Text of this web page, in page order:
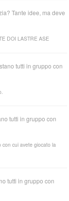
Tante idee, ma deve
DOI LASTRE ASE
tutti in gruppo con
tutti in gruppo con
cui avete giocato la
tutti in gruppo con